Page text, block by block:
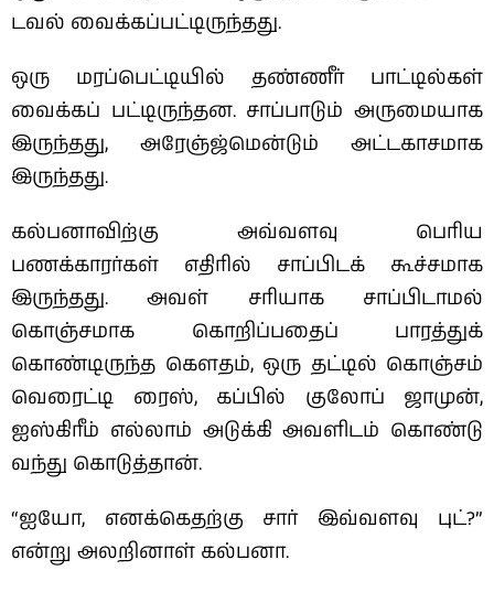
டவல் வைக்கப்பட்டிருந்தது.
ஒரு மரப்பெட்டியில் தண்ணீர் பாட்டில்கள்
வைக்கப் பட்டிருந்தன. சாப்பாடும் அருமையாக
இருந்தது, அரேஞ்ஜ்மென்டும் அட்டகாசமாக
இருந்தது.
கல்பனாவிற்கு அவ்வளவு பெரிய
பணக்காரர்கள் எதிரில் சாப்பிடக் கூச்சமாக
இருந்தது. அவள் சரியாக சாப்பிடாமல்
கொஞ்சமாக கொறிப்பதைப் பாரத்துக்
கொண்டிருந்த கௌதம், ஒரு தட்டில் கொஞ்சம்
வெரைட்டி ரைஸ், கப்பில் குலோப் ஜாமுன்,
ஐஸ்கிரீம் எல்லாம் அடுக்கி அவளிடம் கொண்டு
வந்து கொடுத்தான்.
“ஐயோ, எனக்கெதற்கு சார் இவ்வளவு புட்?”
என்று அலறினாள் கல்பனா.